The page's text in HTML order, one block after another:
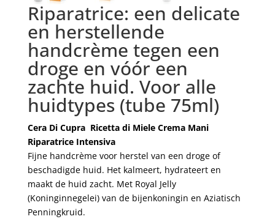
Riparatrice: een delicate
en herstellende
handcrème tegen een
droge en vóór een
zachte huid. Voor alle
huidtypes (tube 75ml)
Cera Di Cupra Ricetta di Miele Crema Mani
Riparatrice Intensiva
Fijne handcrème voor herstel van een droge of
beschadigde huid. Het kalmeert, hydrateert en
maakt de huid zacht. Met Royal Jelly
(Koninginnegelei) van de bijenkoningin en Aziatisch
Penningkruid.